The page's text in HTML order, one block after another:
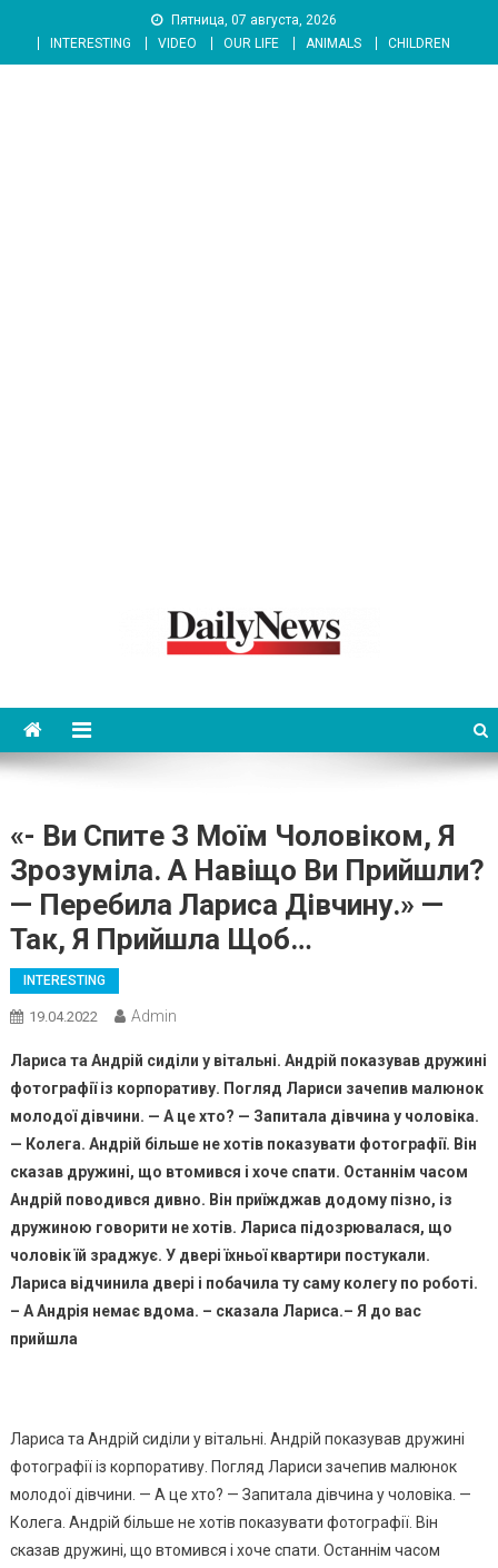
content
Пятница, 07 августа, 2026
INTERESTING
VIDEO OUR LIFE ANIMALS CHILDREN
«- Ви Cпитe З Моїм Чоловіком, Я
Зрозуміла. А Навіщо Ви Прийшли?
— Перебила Лариса Дівчину.» —
Так, Я Прийшла Щоб…
INTERESTING
19.04.2022 Admin
Лариса та Андрій сиділи у вітальні. Андрій показував дружині
фотографії із корпоративу. Погляд Лариси зачепив малюнок
молодої дівчини. — А це хто? — Запитала дівчина у чоловіка.
— Колега. Андрій більше не хотів показувати фотографії. Він
сказав дружині, що втомився і хоче спати. Останнім часом
Андрій поводився дивно. Він приїжджав додому пізно, із
дружиною говорити не хотів. Лариса підозрювалася, що
чоловік їй зpаджує. У двері їхньої квартири постукали.
Лариса відчинила двері і побачила ту саму колегу по роботі.
– А Андрія немає вдома. – сказала Лариса.– Я до вас
прийшла
Лариса та Андрій сиділи у вітальні. Андрій показував дружині
фотографії із корпоративу. Погляд Лариси зачепив малюнок
молодої дівчини. — А це хто? — Запитала дівчина у чоловіка. —
Колега. Андрій більше не хотів показувати фотографії. Він
сказав дружині, що втомився і хоче спати. Останнім часом